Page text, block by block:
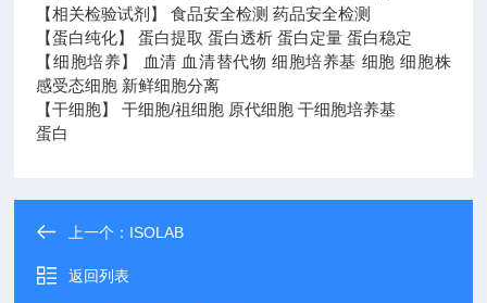
【相关检验试剂】 食品安全检测 药品安全检测
【蛋白纯化】 蛋白提取 蛋白透析 蛋白定量 蛋白稳定
【细胞培养】 血清 血清替代物 细胞培养基 细胞 细胞株
感受态细胞 新鲜细胞分离
【干细胞】 干细胞/祖细胞 原代细胞 干细胞培养基
蛋白
上一个： ISOLAB
返回列表